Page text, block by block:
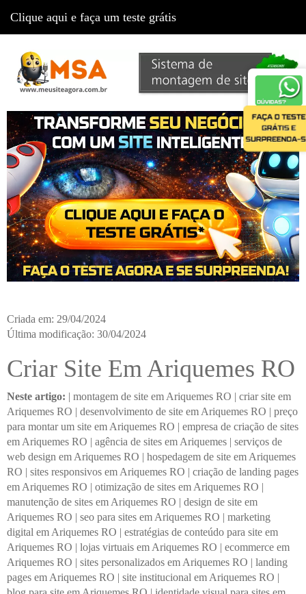
Criada em: 29/04/2024
Última modificação: 30/04/2024
Criar Site Em Ariquemes RO
Neste artigo: | montagem de site em Ariquemes RO | criar site em
Ariquemes RO | desenvolvimento de site em Ariquemes RO | preço
para montar um site em Ariquemes RO | empresa de criação de sites
em Ariquemes RO | agência de sites em Ariquemes | serviços de
web design em Ariquemes RO | hospedagem de site em Ariquemes
RO | sites responsivos em Ariquemes RO | criação de landing pages
em Ariquemes RO | otimização de sites em Ariquemes RO |
manutenção de sites em Ariquemes RO | design de site em
Ariquemes RO | seo para sites em Ariquemes RO | marketing
digital em Ariquemes RO | estratégias de conteúdo para site em
Ariquemes RO | lojas virtuais em Ariquemes RO | ecommerce em
Ariquemes RO | sites personalizados em Ariquemes RO | landing
pages em Ariquemes RO | site institucional em Ariquemes RO |
Clique aqui e faça um teste grátis